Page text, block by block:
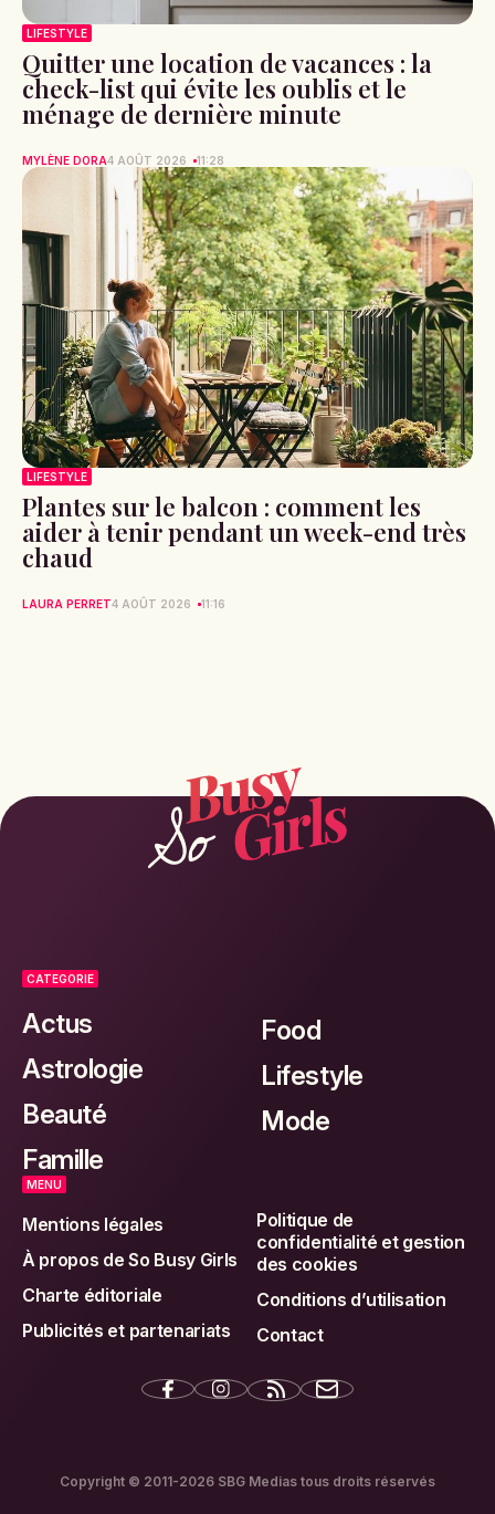
LIFESTYLE
Quitter une location de vacances : la
check-list qui évite les oublis et le
ménage de dernière minute
MYLÈNE DORA4 AOÛT 2026 11:28
LIFESTYLE
Plantes sur le balcon : comment les
aider à tenir pendant un week-end très
chaud
LAURA PERRET4 AOÛT 2026 11:16
CATEGORIE
Actus
Astrologie
Beauté
Famille
Food
Lifestyle
Mode
MENU
Mentions légales
À propos de So Busy Girls
Charte éditoriale
Publicités et partenariats
Politique de
confidentialité et gestion
des cookies
Conditions d’utilisation
Contact
Copyright © 2011-2026 SBG Medias tous droits réservés